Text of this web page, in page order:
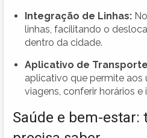
Integração de Linhas:
linhas, facilitando o
dentro da cidade.
Aplicativo de
aplicativo que permite aos
viagens, conferir horários
Saúde e bem-estar: